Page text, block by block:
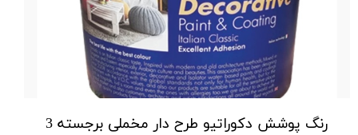
رنگ پوشش دکوراتیو طرح دار مخملی برجسته 3